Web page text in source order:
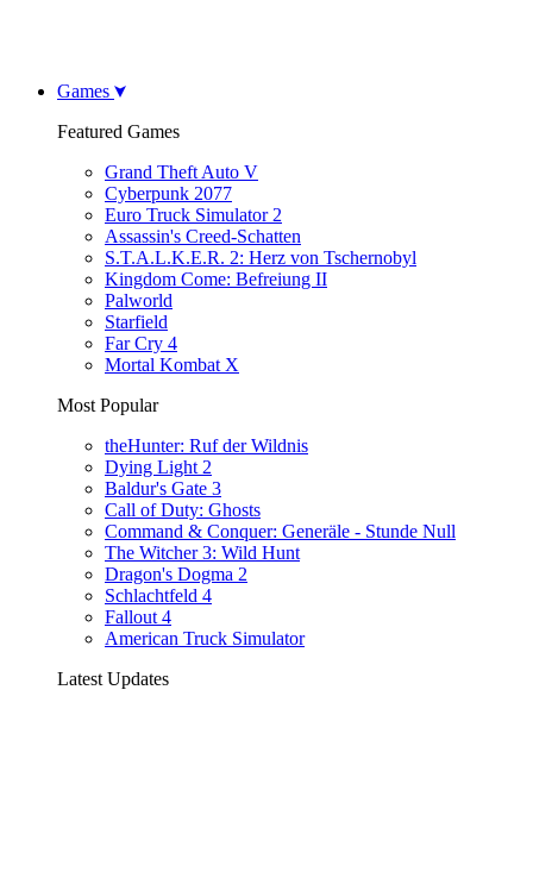
Games
Featured Games
Grand Theft Auto V
Cyberpunk 2077
Euro Truck Simulator 2
Assassin's Creed-Schatten
S.T.A.L.K.E.R. 2: Herz von Tschernobyl
Kingdom Come: Befreiung II
Palworld
Starfield
Far Cry 4
Mortal Kombat X
Most Popular
theHunter: Ruf der Wildnis
Dying Light 2
Baldur's Gate 3
Call of Duty: Ghosts
Command & Conquer: Generäle - Stunde Null
The Witcher 3: Wild Hunt
Dragon's Dogma 2
Schlachtfeld 4
Fallout 4
American Truck Simulator
Latest Updates